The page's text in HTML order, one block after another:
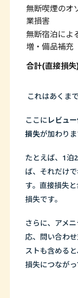
無断喫煙のオ
業損害
無断宿泊によ
増・備品補充
合計(直接損失
これはあくま
ここに レビュ
損失が加わりま
たとえば、1泊
ば、それだけ
す。直接損失
損失です。
さらに、アメ
応、問い合わ
ストも含める
損失につながっ